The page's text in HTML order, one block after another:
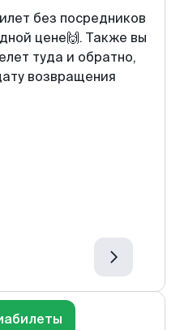
без посредников
цене🙌. Также вы
туда и обратно,
возвращения